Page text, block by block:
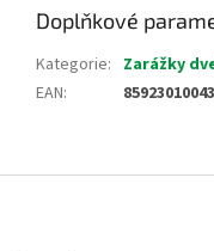
Doplňkové
Kategorie: Zarážky
EAN: